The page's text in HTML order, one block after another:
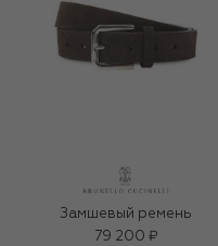
Замшевый ремень
79 200 ₽